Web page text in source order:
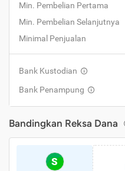
Min. Pembelian Pertama
Min. Pembelian Selanjutnya
Minimal Penjualan
Bank Kustodian
Bank Penampung
Bandingkan Reksa Dana
S